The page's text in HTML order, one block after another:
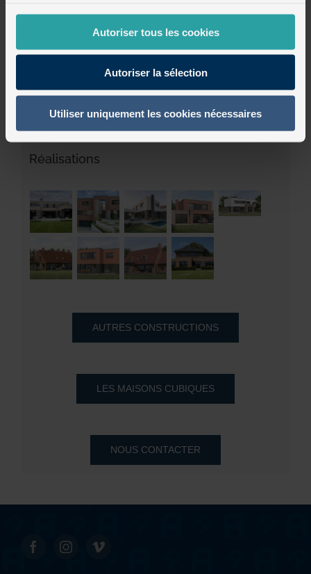
Autoriser tous les cookies
Autoriser la sélection
Utiliser uniquement les cookies nécessaires
Maisons cubiques en enduit et bois
Maisons semi-cubiques
Non classé
Réalisations
AUTRES CONSTRUCTIONS
LES MAISONS CUBIQUES
NOUS CONTACTER